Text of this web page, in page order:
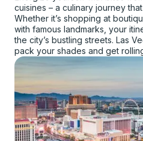
cuisines – a culinary journey
Whether it’s shopping at
with famous landmarks, your
the city’s bustling streets. Las
pack your shades and get